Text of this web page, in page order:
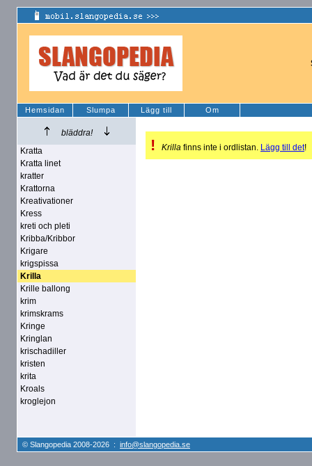
Hemsidan Slumpa Lägg till Om
bläddra!
Kratta
Kratta linet
kratter
Krattorna
Kreativationer
Kress
kreti och pleti
Kribba/Kribbor
Krigare
krigspissa
Krilla
Krille ballong
krim
krimskrams
Kringe
Kringlan
krischadiller
kristen
krita
Kroals
kroglejon
! Krilla finns inte i ordlistan. Lägg till det!
© Slangopedia 2008-2026 : info@slangopedia.se